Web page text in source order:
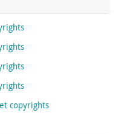
copyrights